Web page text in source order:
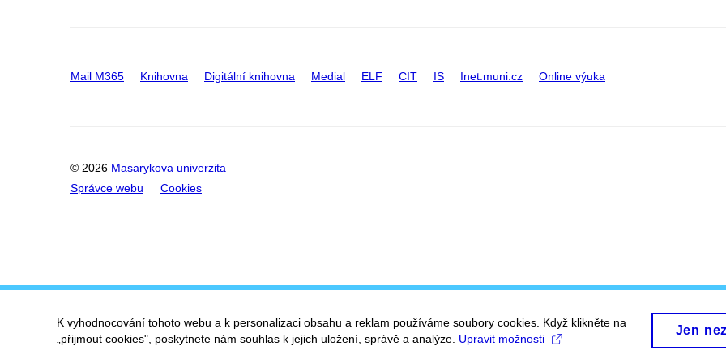
Mail M365 Knihovna Digitální knihovna Medial ELF CIT IS Inet.muni.cz Online výuka
© 2026 Masarykova univerzita
Správce webu
Cookies
K vyhodnocování tohoto webu a k personalizaci obsahu a reklam používáme soubory cookies. Když klikněte na
„přijmout cookies", poskytnete nám souhlas k jejich uložení, správě a analýze. Upravit možnosti
Jen